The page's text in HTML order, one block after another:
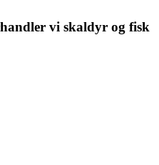
vi skaldyr og fisk